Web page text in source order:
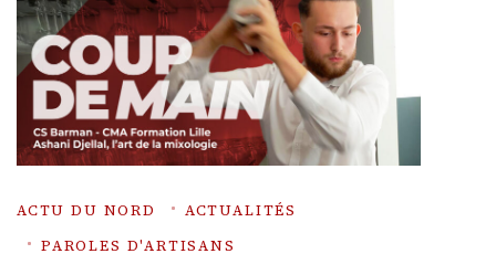
ACTU DU NORD
ACTUALITÉS
PAROLES D'ARTISANS